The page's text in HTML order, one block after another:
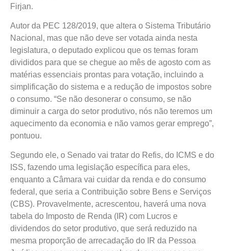
Firjan.
Autor da PEC 128/2019, que altera o Sistema Tributário
Nacional, mas que não deve ser votada ainda nesta
legislatura, o deputado explicou que os temas foram
divididos para que se chegue ao mês de agosto com as
matérias essenciais prontas para votação, incluindo a
simplificação do sistema e a redução de impostos sobre
o consumo. “Se não desonerar o consumo, se não
diminuir a carga do setor produtivo, nós não teremos um
aquecimento da economia e não vamos gerar emprego”,
pontuou.
Segundo ele, o Senado vai tratar do Refis, do ICMS e do
ISS, fazendo uma legislação específica para eles,
enquanto a Câmara vai cuidar da renda e do consumo
federal, que seria a Contribuição sobre Bens e Serviços
(CBS). Provavelmente, acrescentou, haverá uma nova
tabela do Imposto de Renda (IR) com Lucros e
dividendos do setor produtivo, que será reduzido na
mesma proporção de arrecadação do IR da Pessoa